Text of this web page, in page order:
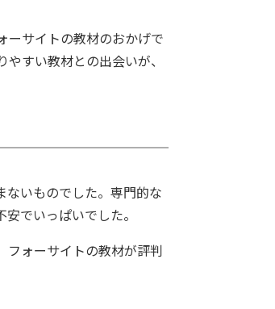
ーサイトの教材のおかげで
すい教材との出会いが、
いものでした。専門的な
でいっぱいでした。
フォーサイトの教材が評判